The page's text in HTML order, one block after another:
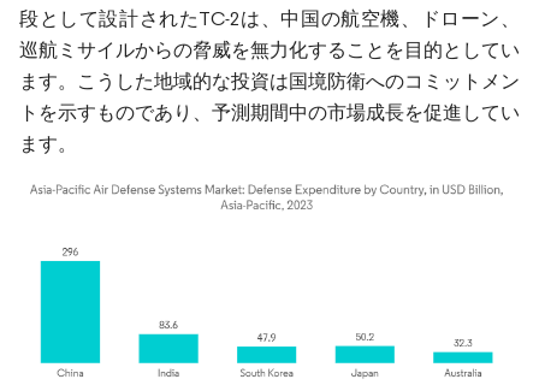
段として設計されたTC-2は、中国の航空機、ドローン、
巡航ミサイルからの脅威を無力化することを目的としてい
ます。こうした地域的な投資は国境防衛へのコミットメン
トを示すものであり、予測期間中の市場成長を促進してい
ます。